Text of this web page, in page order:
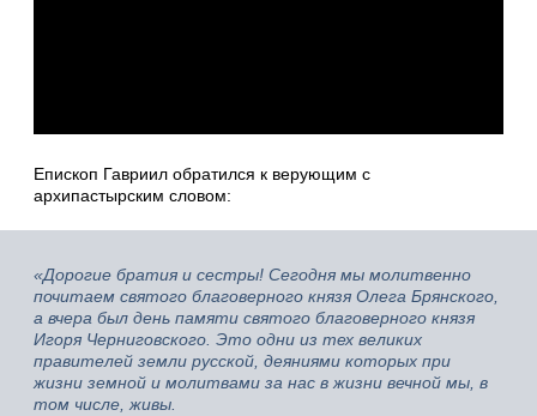
Епископ Гавриил обратился к верующим с
архипастырским словом:
«Дорогие братия и сестры! Сегодня мы молитвенно
почитаем святого благоверного князя Олега Брянского,
а вчера был день памяти святого благоверного князя
Игоря Черниговского. Это одни из тех великих
правителей земли русской, деяниями которых при
жизни земной и молитвами за нас в жизни вечной мы, в
том числе, живы.